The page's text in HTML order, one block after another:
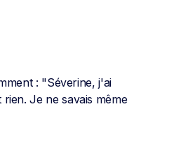
: "Séverine, j'ai
Je ne savais même